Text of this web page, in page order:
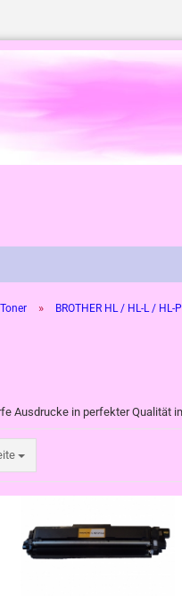
» BROTHER HL / HL-L / HL-P
Ausdrucke in perfekter Qualität